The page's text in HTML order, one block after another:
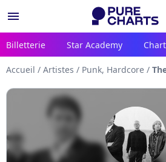
menu
Billetterie Star Academy
Accueil / Artistes / Punk, Hardcore /